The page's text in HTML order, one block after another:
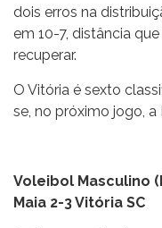
dois erros na
em 10-7, distância
recuperar.
O Vitória é sexto
se, no próximo jogo,
Voleibol Masculino
Maia 2-3 Vitória SC